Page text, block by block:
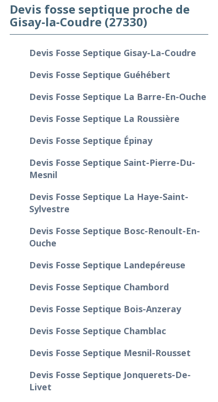
Devis fosse septique proche de
Gisay-la-Coudre (27330)
Devis Fosse Septique Gisay-La-Coudre
Devis Fosse Septique Guéhébert
Devis Fosse Septique La Barre-En-Ouche
Devis Fosse Septique La Roussière
Devis Fosse Septique Épinay
Devis Fosse Septique Saint-Pierre-Du-
Mesnil
Devis Fosse Septique La Haye-Saint-
Sylvestre
Devis Fosse Septique Bosc-Renoult-En-
Ouche
Devis Fosse Septique Landepéreuse
Devis Fosse Septique Chambord
Devis Fosse Septique Bois-Anzeray
Devis Fosse Septique Chamblac
Devis Fosse Septique Mesnil-Rousset
Devis Fosse Septique Jonquerets-De-
Livet